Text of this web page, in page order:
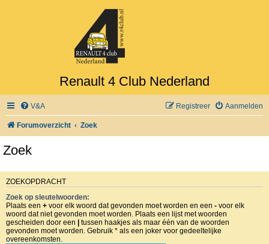
Renault 4 Club Nederland
V&A Aanmelden
Registreer
Forumoverzicht Zoek
Zoek
ZOEKOPDRACHT
Zoek op sleutelwoorden:
Plaats een + voor elk woord dat gevonden moet worden en een - voor elk
woord dat niet gevonden moet worden. Plaats een lijst met woorden
gescheiden door een | tussen haakjes als maar één van de woorden
gevonden moet worden. Gebruik * als een joker voor gedeeltelijke
overeenkomsten.